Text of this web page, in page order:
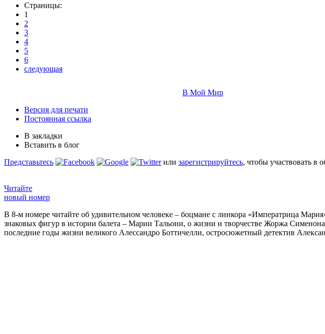
Страницы:
1
2
3
4
5
6
следующая
В Мой Мир
Версия для печати
Постоянная ссылка
В закладки
Вставить в блог
Представьтесь
или зарегистрируйтесь, чтобы участвовать в
Читайте
новый номер
В 8-м номере читайте об удивительном человеке – боцмане с линкора «Императрица
знаковых фигур в истории балета – Марии Тальони, о жизни и творчестве Жоржа
последние годы жизни великого Алессандро Боттичелли, остросюжетный детектив